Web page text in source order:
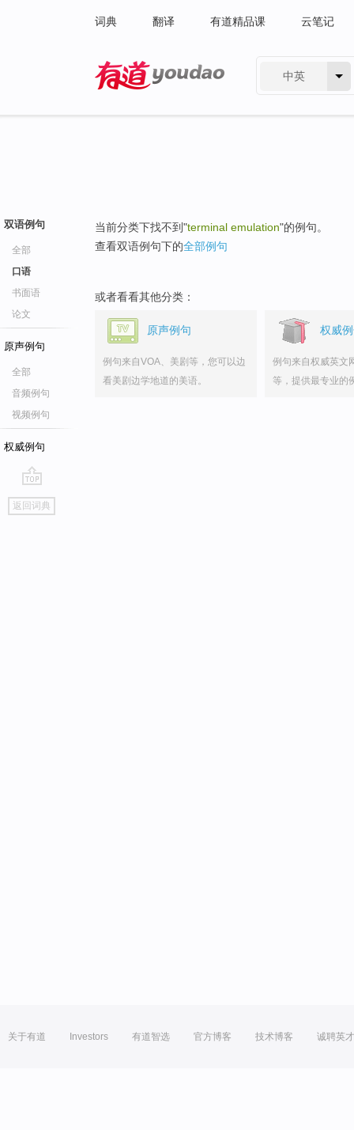
词典 翻译 有道精品课 云笔记
中英
双语例句
全部
口语
书面语
论文
原声例句
全部
音频例句
视频例句
权威例句
go
top
返回词典
当前分类下找不到"terminal emulation"的例句。
查看双语例句下的全部例句
或者看看其他分类：
原声例句
例句来自VOA、美剧等，您可以边
看美剧边学地道的美语。
权威
例句来自权威英文
等，提供最专业的
关于有道 Investors 有道智选 官方博客 技术博客 诚聘英才